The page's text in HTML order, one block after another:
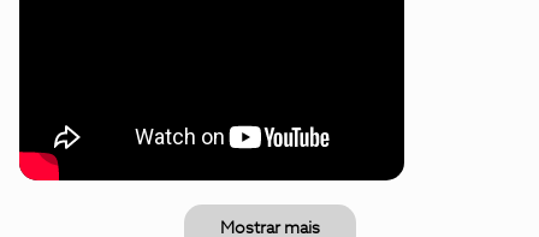
Mostrar mais